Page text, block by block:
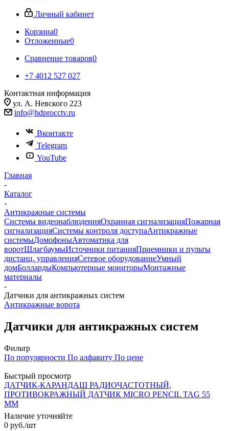
Личный кабинет
Корзина0
Отложенные0
Сравнение товаров0
+7 4012 527 027
Контактная информация
ул. А. Невского 223
info@hdprocctv.ru
Вконтакте
Telegram
YouTube
Главная
-
Каталог
-
Антикражные системы
Системы видеонаблюденияОхранная сигнализацияПожарная
сигнализацияСистемы контроля доступаАнтикражные
системыДомофоныАвтоматика для
воротШлагбаумыИсточники питанияПриемники и пульты
дистанц. управленияСетевое оборудованиеУмный
домБоллардыКомпьютерные мониторыМонтажные
материалы
-
Датчики для антикражных систем
Антикражные ворота
Датчики для антикражных систем
Фильтр
По популярности По алфавиту По цене
Быстрый просмотр
ДАТЧИК-КАРАНДАШ РАДИОЧАСТОТНЫЙ,
ПРОТИВОКРАЖНЫЙ ДАТЧИК MICRO PENCIL TAG 55
ММ
Наличие уточняйте
0 руб./шт